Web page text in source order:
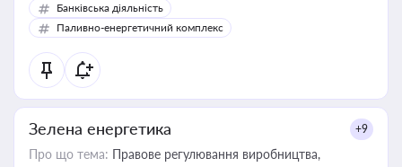
Банківська діяльність
Паливно-енергетичний комплекс
Зелена енергетика +9
Про що тема: Правове регулювання виробництва,